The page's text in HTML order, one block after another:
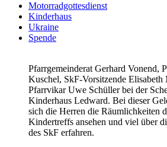
Motorradgottesdienst
Kinderhaus
Ukraine
Spende
Pfarrgemeinderat Gerhard Vonend,
Kuschel, SkF-Vorsitzende Elisabeth
Pfarrvikar Uwe Schüller bei der
Kinderhaus Ledward. Bei dieser
sich die Herren die Räumlichkeiten
Kindertreffs ansehen und viel über
des SkF erfahren.